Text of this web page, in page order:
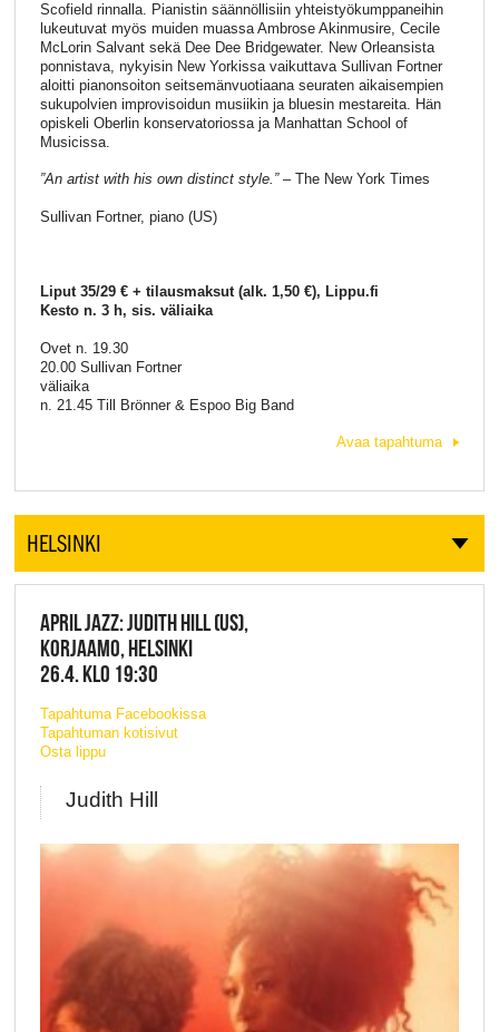
Scofield rinnalla. Pianistin säännöllisiin yhteistyökumppaneihin
lukeutuvat myös muiden muassa Ambrose Akinmusire, Cecile
McLorin Salvant sekä Dee Dee Bridgewater. New Orleansista
ponnistava, nykyisin New Yorkissa vaikuttava Sullivan Fortner
aloitti pianonsoiton seitsemänvuotiaana seuraten aikaisempien
sukupolvien improvisoidun musiikin ja bluesin mestareita. Hän
opiskeli Oberlin konservatoriossa ja Manhattan School of
Musicissa.
”An artist with his own distinct style.”– The New York Times
Sullivan Fortner, piano (US)
Liput 35/29 € + tilausmaksut (alk. 1,50 €), Lippu.fi
Kesto n. 3 h, sis. väliaika
Ovet n. 19.30
20.00 Sullivan Fortner
väliaika
n. 21.45 Till Brönner & Espoo Big Band
Avaa tapahtuma
HELSINKI
APRIL JAZZ: JUDITH HILL (US),
KORJAAMO, HELSINKI
26.4. KLO 19:30
Tapahtuma Facebookissa
Tapahtuman kotisivut
Osta lippu
Judith Hill